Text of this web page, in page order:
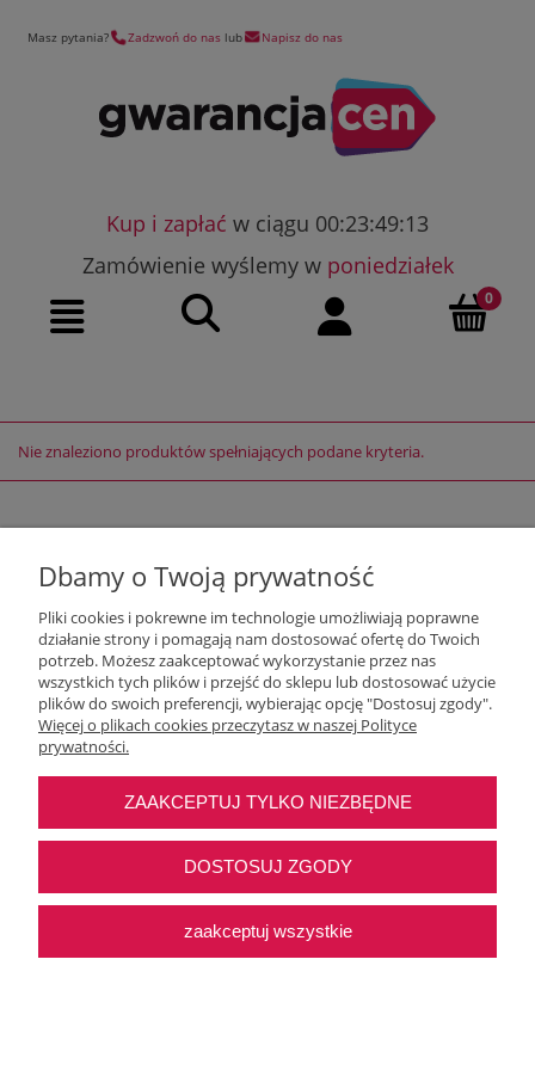
Masz pytania? Zadzwoń do nas lub Napisz do nas
Kup i zapłać w ciągu 00:23:49:13
Zamówienie wyślemy w poniedziałek
Nie znaleziono produktów spełniających podane kryteria.
Moje konto
Najczęstsze pytania
Pomoc
Dbamy o Twoją prywatność
Pliki cookies i pokrewne im technologie umożliwiają poprawne
działanie strony i pomagają nam dostosować ofertę do Twoich
potrzeb. Możesz zaakceptować wykorzystanie przez nas
wszystkich tych plików i przejść do sklepu lub dostosować użycie
plików do swoich preferencji, wybierając opcję "Dostosuj zgody".
Więcej o plikach cookies przeczytasz w naszej Polityce
prywatności.
ZAAKCEPTUJ TYLKO NIEZBĘDNE
DOSTOSUJ ZGODY
zaakceptuj wszystkie